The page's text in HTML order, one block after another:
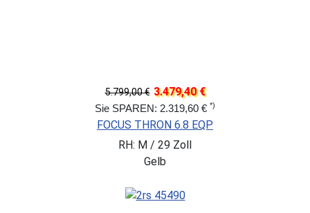
5.799,00 € 3.479,40 €
Sie SPAREN: 2.319,60 € *)
FOCUS THRON 6.8 EQP
RH: M / 29 Zoll
Gelb